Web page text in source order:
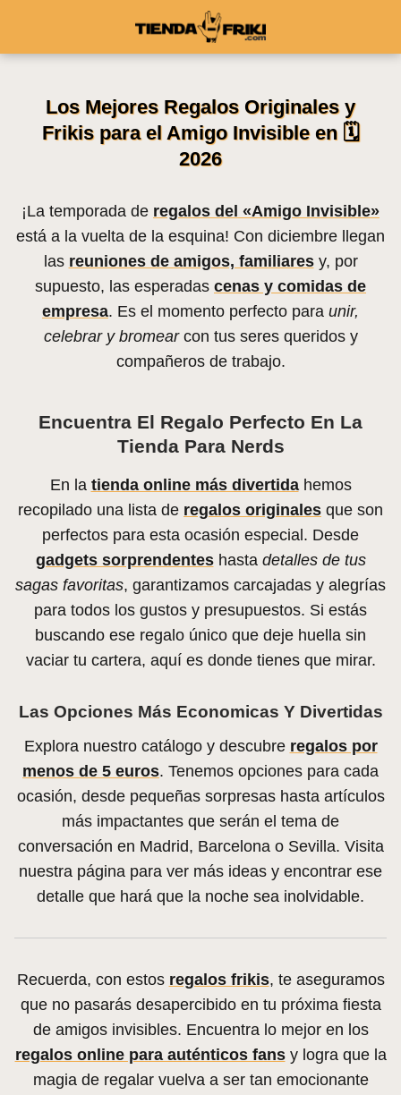
Los Mejores Regalos Originales y
Frikis para el Amigo Invisible en 🗓️
2026
¡La temporada de regalos del «Amigo Invisible»
está a la vuelta de la esquina! Con diciembre llegan
las reuniones de amigos, familiaresy, por
supuesto, las esperadas cenas y comidas de
empresa. Es el momento perfecto para unir,
celebrar y bromearcon tus seres queridos y
compañeros de trabajo.
Encuentra El Regalo Perfecto En La
Tienda Para Nerds
En la tienda online más divertidahemos
recopilado una lista de regalos originales que son
perfectos para esta ocasión especial. Desde
gadgets sorprendenteshasta detalles de tus
sagas favoritas, garantizamos carcajadas y alegrías
para todos los gustos y presupuestos. Si estás
buscando ese regalo único que deje huella sin
vaciar tu cartera, aquí es donde tienes que mirar.
Las Opciones Más Economicas Y Divertidas
Explora nuestro catálogo y descubre regalos por
menos de 5 euros. Tenemos opciones para cada
ocasión, desde pequeñas sorpresas hasta artículos
más impactantes que serán el tema de
conversación en Madrid, Barcelona o Sevilla. Visita
nuestra página para ver más ideas y encontrar ese
detalle que hará que la noche sea inolvidable.
Recuerda, con estos regalos frikis, te aseguramos
que no pasarás desapercibido en tu próxima fiesta
de amigos invisibles. Encuentra lo mejor en los
regalos online para auténticos fansy logra que la
magia de regalar vuelva a ser tan emocionante